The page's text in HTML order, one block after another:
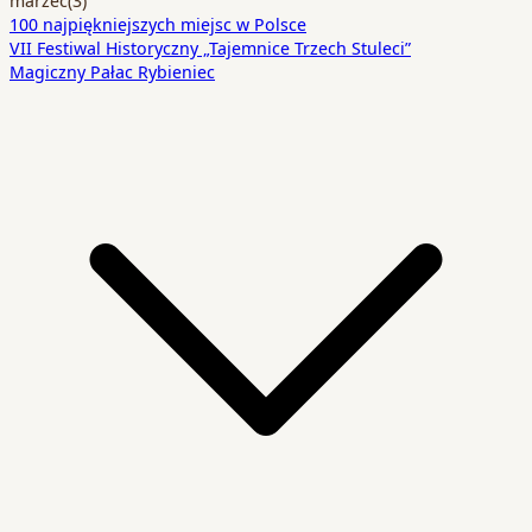
100 najpiękniejszych miejsc w Polsce
VII Festiwal Historyczny „Tajemnice Trzech Stuleci”
Magiczny Pałac Rybieniec